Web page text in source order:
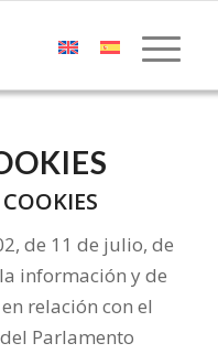
de 11 de julio, de
información y de
relación con el
Parlamento